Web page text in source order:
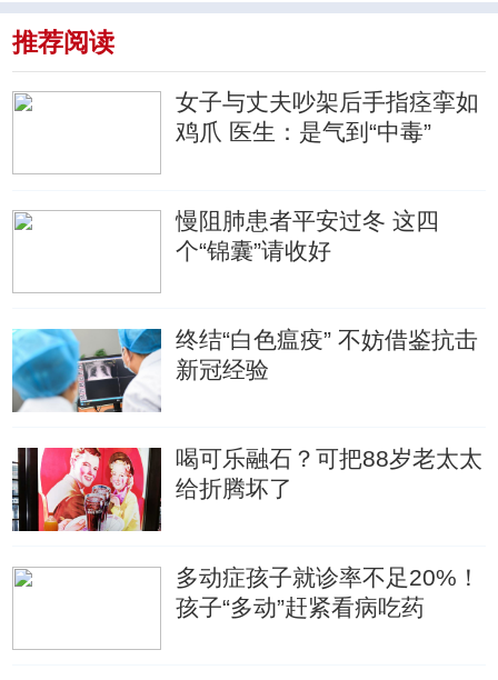
推荐阅读
女子与丈夫吵架后手指痉挛如
鸡爪 医生：是气到“中毒”
慢阻肺患者平安过冬 这四
个“锦囊”请收好
终结“白色瘟疫” 不妨借鉴抗击
新冠经验
喝可乐融石？可把88岁老太太
给折腾坏了
多动症孩子就诊率不足20%！
孩子“多动”赶紧看病吃药